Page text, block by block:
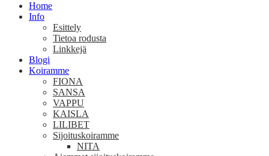
Home
Info
Esittely
Tietoa rodusta
Linkkejä
Blogi
Koiramme
FIONA
SANSA
VAPPU
KAISLA
LILIBET
Sijoituskoiramme
NITA